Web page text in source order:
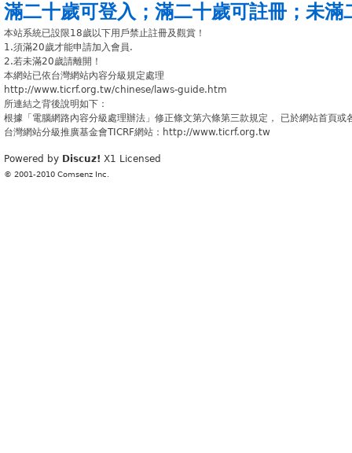
滿二十歲可登入 ； 滿二十歲可註冊 ； 未滿
本站系統已設限18歲以下用戶禁止註冊及觀賞！
1.須滿20歲才能申請加入會員.
2.若未滿20歲請離開！
本網站已依台灣網站內容分級規定處理
http://www.ticrf.org.tw/chinese/laws-guide.htm
所連結之背後說明如下：
根據「電腦網路內容分級處理辦法」修正條文第六條第三款規定， 已於網站首頁
台灣網站分級推廣基金會TICRF網站：http://www.ticrf.org.tw
Powered by Discuz! X1 Licensed
© 2001-2010 Comsenz Inc.